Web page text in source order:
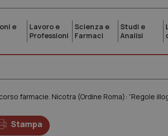
e
Lavoro e
Professioni
Scienza e
Farmaci
Studi e
Analisi
farmacie. Nicotra (Ordine Roma): “Regole
Stampa